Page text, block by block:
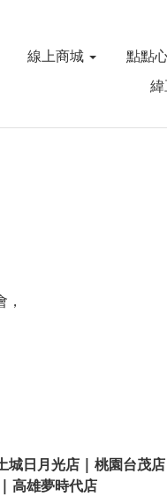
線上商城
點點
日月光店 | 桃園台茂
高雄夢時代店